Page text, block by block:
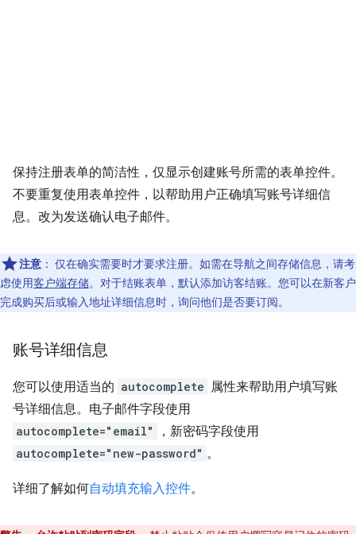
保持注册表单的简洁性，仅显示创建账号所需的表单控件。
不要重复使用表单控件，以帮助用户正确填写账号详细信
息。改为发送确认电子邮件。
注意 ： 仅在确实需要时才要求注册。如需在导航之间存储信息，请考
虑使用客户端存储。对于结账表单，默认添加访客结账。您可以在新客户
完成购买后或输入地址详细信息时，询问他们是否要订阅。
账号详细信息
您可以使用适当的 autocomplete 属性来帮助用户填写账
号详细信息。电子邮件字段使用
autocomplete="email" ，新密码字段使用
autocomplete="new-password" 。
详细了解如何自动填充输入控件。